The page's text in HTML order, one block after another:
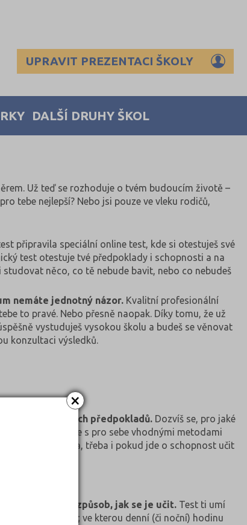
×
UPRAVIT PREZENTACI ŠKOLY
DALŠÍ DRUHY ŠKOL
Už teď se rozhoduje o tvém budoucím životě –
tebe nejlepší? Nebo jsi pouze ve vleku rodičů,
připravila speciální online test, kde si otestuješ své
test otestuje tvé předpoklady i schopnosti a na
něco, co tě nebude bavit, nebo co nebudeš
nemáte jednotný názor. Kvalitní profesionální
to pravé. Nebo přesně naopak. Díky tomu, že už
vystuduješ vysokou školu a budeš se věnovat
konzultaci výsledků.
vloh a osobních předpokladů. Dozvíš se, pro jaké
seznámíš se s pro sebe vhodnými metodami
najít sebe sama, třeba i pokud jde o schopnost učit
najít efektivní způsob, jak se je učit. Test ti umí
nejefektivnější; ve kterou denní (či noční) hodinu